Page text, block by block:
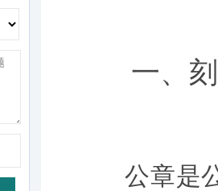
一、刻
公章是公